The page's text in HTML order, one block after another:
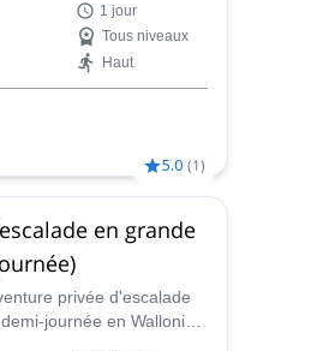
1 jour
Tous niveaux
Haut
5.0 (1)
en grande
privée d'escalade
journée en Wallonie,